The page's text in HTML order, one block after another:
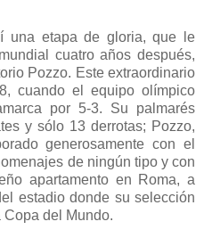
una etapa de gloria, que le
cuatro años después,
Pozzo. Este extraordinario
cuando el equipo olímpico
por 5-3. Su palmarés
y sólo 13 derrotas; Pozzo,
generosamente con el
de ningún tipo y con
apartamento en Roma, a
estadio donde su selección
del Mundo.